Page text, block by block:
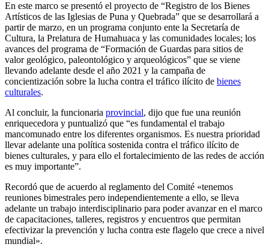
En este marco se presentó el proyecto de “Registro de los Bienes
Artísticos de las Iglesias de Puna y Quebrada” que se desarrollará a
partir de marzo, en un programa conjunto ente la Secretaría de
Cultura, la Prelatura de Humahuaca y las comunidades locales; los
avances del programa de “Formación de Guardas para sitios de
valor geológico, paleontológico y arqueológicos” que se viene
llevando adelante desde el año 2021 y la campaña de
concientización sobre la lucha contra el tráfico ilícito de bienes
culturales.
Al concluir, la funcionaria provincial, dijo que fue una reunión
enriquecedora y puntualizó que “es fundamental el trabajo
mancomunado entre los diferentes organismos. Es nuestra prioridad
llevar adelante una política sostenida contra el tráfico ilícito de
bienes culturales, y para ello el fortalecimiento de las redes de acción
es muy importante”.
Recordó que de acuerdo al reglamento del Comité «tenemos
reuniones bimestrales pero independientemente a ello, se lleva
adelante un trabajo interdisciplinario para poder avanzar en el marco
de capacitaciones, talleres, registros y encuentros que permitan
efectivizar la prevención y lucha contra este flagelo que crece a nivel
mundial».